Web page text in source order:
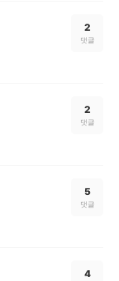
2
댓글
2
댓글
5
댓글
4